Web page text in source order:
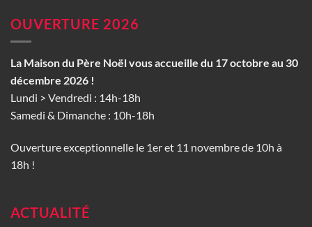
OUVERTURE 2026
La Maison du Père Noël vous accueille du 17 octobre au 30
décembre 2026 !
Lundi > Vendredi : 14h-18h
Samedi & Dimanche : 10h-18h
Ouverture exceptionnelle le 1er et 11 novembre de 10h à
18h !
ACTUALITÉ